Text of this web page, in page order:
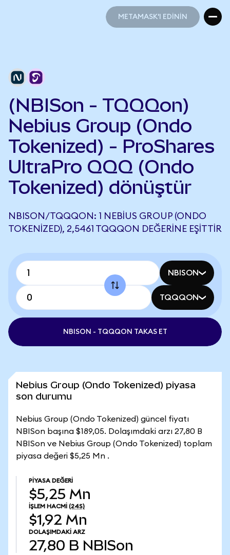
METAMASK'I EDİNİN
(NBISon - TQQQon)
Nebius Group (Ondo
Tokenized) - ProShares
UltraPro QQQ (Ondo
Tokenized) dönüştür
NBISON/TQQQON: 1 NEBIUS GROUP (ONDO
TOKENIZED), 2,5461 TQQQON DEĞERINE EŞITTIR
NBISON
TQQQON
NBISON - TQQQON TAKAS ET
Nebius Group (Ondo Tokenized) piyasa
son durumu
Nebius Group (Ondo Tokenized) güncel fiyatı
NBISon başına $189,05. Dolaşımdaki arzı 27,80 B
NBISon ve Nebius Group (Ondo Tokenized) toplam
piyasa değeri $5,25 Mn .
PIYASA DEĞERI
$5,25 Mn
İŞLEM HACMI (24S)
$1,92 Mn
DOLAŞIMDAKI ARZ
27,80 B NBISon